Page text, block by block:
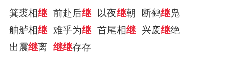
箕裘相继 前赴后继 以夜继朝 断鹤继凫
舳舻相继 难乎为继 首尾相继 兴废继绝
出震继离 继继存存